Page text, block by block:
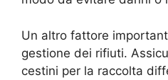
Un altro fattore
gestione dei rifiuti.
cestini per la raccolta